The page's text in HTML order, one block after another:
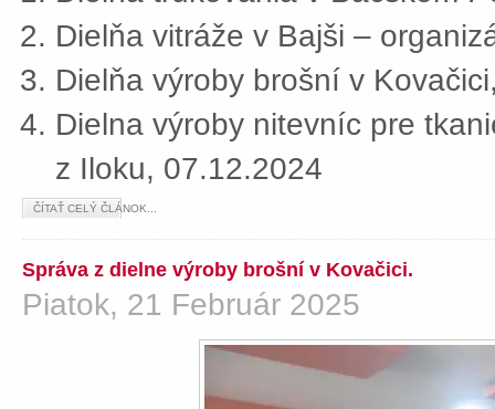
Dielňa vitráže v Bajši –
Dielňa výroby brošní v
Dielna výroby nitevníc pre
z Iloku, 07.12.2024
ČÍTAŤ CELÝ ČLÁNOK...
Správa z dielne výroby brošní v Kovačici.
Piatok, 21 Február 2025